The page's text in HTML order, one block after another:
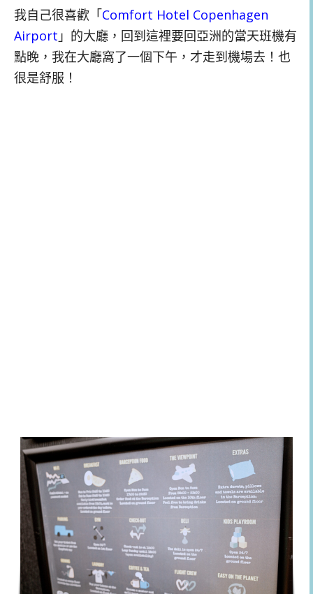
我自己很喜歡「Comfort Hotel Copenhagen
Airport 」的大廳，回到這裡要回亞洲的當天班機有
點晚，我在大廳窩了一個下午，才走到機場去！也
很是舒服！